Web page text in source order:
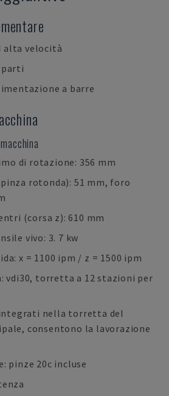
alta velocità
parti
a barre
di rotazione: 356 mm
rotonda): 51 mm, foro
(corsa z): 610 mm
vivo: 3. 7 kw
x = 1100 ipm / z = 1500 ipm
vdi30, torretta a 12 stazioni per
integrati nella torretta del
consentono la lavorazione
pinze 20c incluse